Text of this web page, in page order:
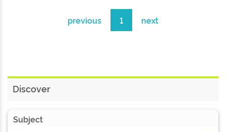
previous 1 next
Discover
Subject